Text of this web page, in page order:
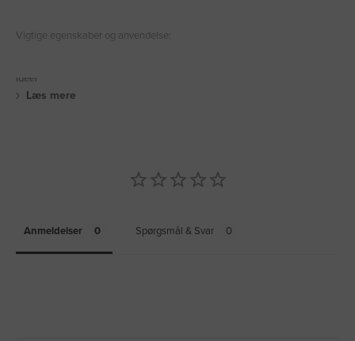
Vigtige egenskaber og anvendelse:
Ideel
Læs mere
Anmeldelser Spørgsmål & Svar